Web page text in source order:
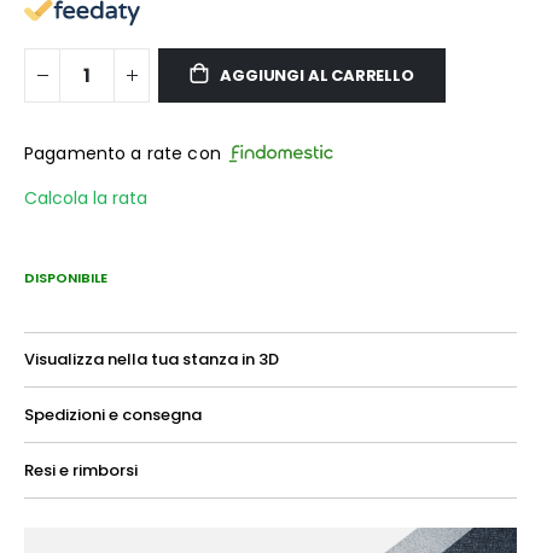
AGGIUNGI AL CARRELLO
Pagamento a rate con
Calcola la rata
DISPONIBILE
Visualizza nella tua stanza in 3D
Spedizioni e consegna
Resi e rimborsi